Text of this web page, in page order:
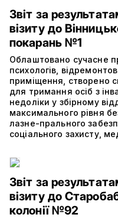
Звіт за
візиту до
покарань №1
Облаштовано сучасне
психологів,
приміщення, створено
для тримання осіб з
недоліки у збірному
максимального рівня
лазне-прального
соціального захисту,
Звіт за
візиту до
колонії №92